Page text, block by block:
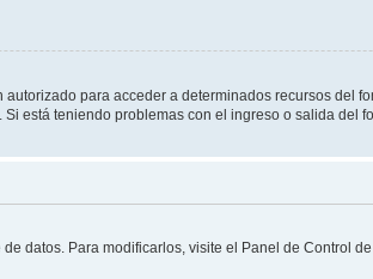
para acceder a determinados recursos del
está teniendo problemas con el ingreso o salida del
datos. Para modificarlos, visite el Panel de Control